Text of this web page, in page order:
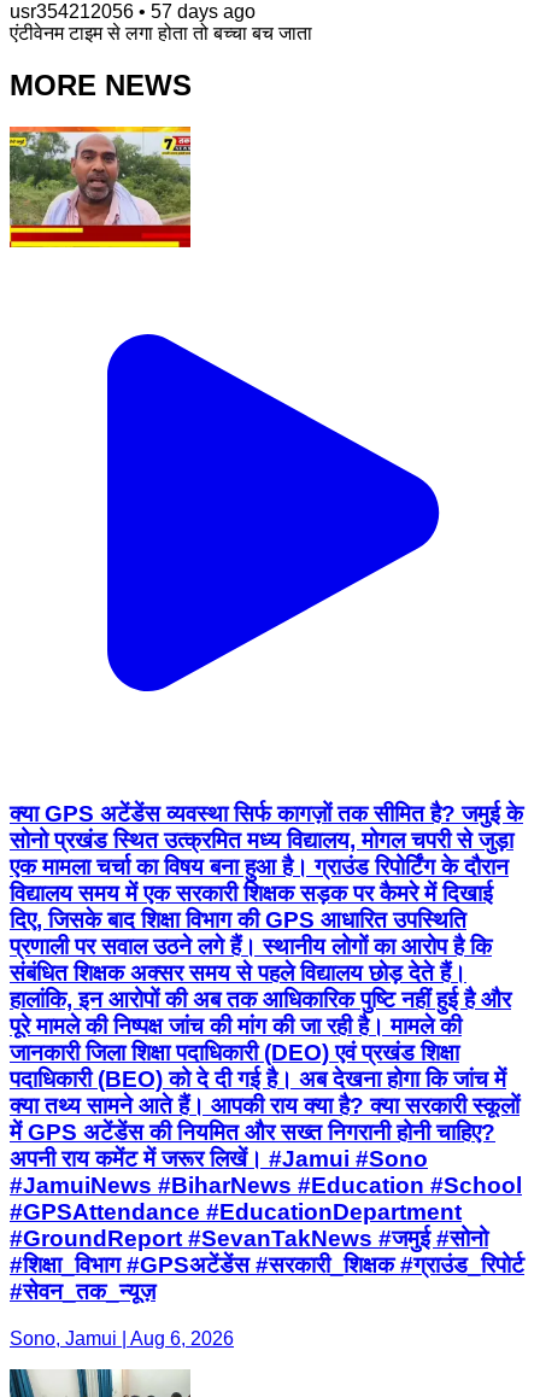
usr354212056 • 57 days ago
एंटीवेनम टाइम से लगा होता तो बच्चा बच जाता
MORE NEWS
क्या GPS अटेंडेंस व्यवस्था सिर्फ कागज़ों तक सीमित है? जमुई के
सोनो प्रखंड स्थित उत्क्रमित मध्य विद्यालय, मोगल चपरी से जुड़ा
एक मामला चर्चा का विषय बना हुआ है। ग्राउंड रिपोर्टिंग के दौरान
विद्यालय समय में एक सरकारी शिक्षक सड़क पर कैमरे में दिखाई
दिए, जिसके बाद शिक्षा विभाग की GPS आधारित उपस्थिति
प्रणाली पर सवाल उठने लगे हैं। स्थानीय लोगों का आरोप है कि
संबंधित शिक्षक अक्सर समय से पहले विद्यालय छोड़ देते हैं।
हालांकि, इन आरोपों की अब तक आधिकारिक पुष्टि नहीं हुई है और
पूरे मामले की निष्पक्ष जांच की मांग की जा रही है। मामले की
जानकारी जिला शिक्षा पदाधिकारी (DEO) एवं प्रखंड शिक्षा
पदाधिकारी (BEO) को दे दी गई है। अब देखना होगा कि जांच में
क्या तथ्य सामने आते हैं। आपकी राय क्या है? क्या सरकारी स्कूलों
में GPS अटेंडेंस की नियमित और सख्त निगरानी होनी चाहिए?
अपनी राय कमेंट में जरूर लिखें। #Jamui #Sono
#JamuiNews #BiharNews #Education #School
#GPSAttendance #EducationDepartment
#GroundReport #SevanTakNews #जमुई #सोनो
#शिक्षा_विभाग #GPSअटेंडेंस #सरकारी_शिक्षक #ग्राउंड_रिपोर्ट
#सेवन_तक_न्यूज़
Sono, Jamui | Aug 6, 2026